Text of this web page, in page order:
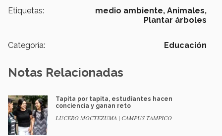
Etiquetas: medio ambiente, Animales,
Plantar árboles
Categoría: Educación
Notas Relacionadas
Tapita por tapita, estudiantes hacen
conciencia y ganan reto
LUCERO MOCTEZUMA | CAMPUS TAMPICO